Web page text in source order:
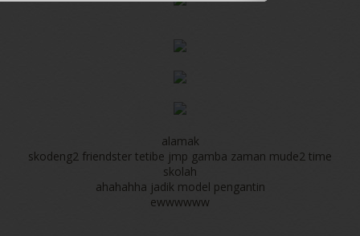
alamak
skodeng2 friendster tetibe jmp gamba zaman mude2 time
skolah
ahahahha jadik model pengantin
ewwwwww